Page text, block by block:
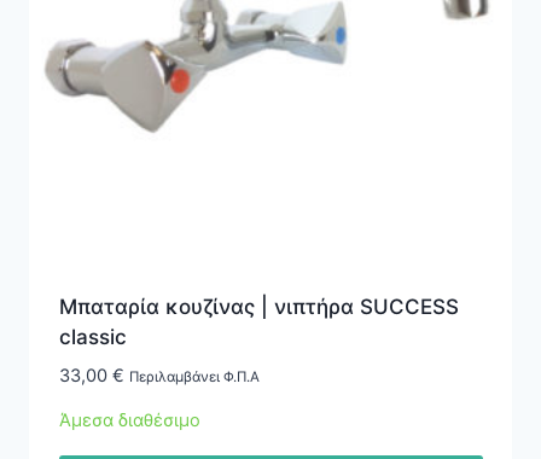
Μπαταρία κουζίνας | νιπτήρα SUCCESS
classic
33,00 € Περιλαμβάνει Φ.Π.Α
Άμεσα διαθέσιμο